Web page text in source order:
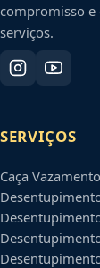
compromisso e
serviços.
SERVIÇOS
Caça Vazamento